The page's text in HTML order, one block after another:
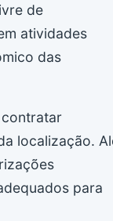
de
atividades
das
localização.
para